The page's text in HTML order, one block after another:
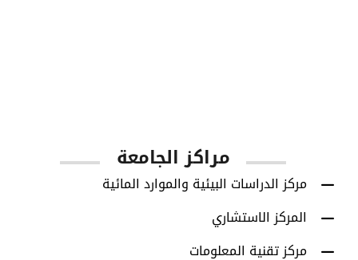
مراكز الجامعة
مركز الدراسات البيئية والموارد المائية
المركز الاستشاري
مركز تقنية المعلومات